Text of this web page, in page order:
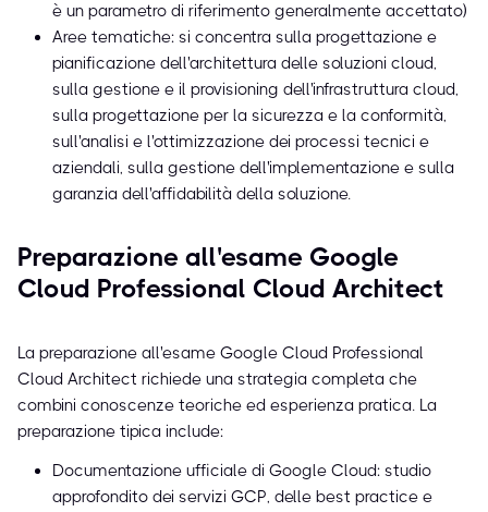
è un parametro di riferimento generalmente accettato)
Aree tematiche: si concentra sulla progettazione e
pianificazione dell'architettura delle soluzioni cloud,
sulla gestione e il provisioning dell'infrastruttura cloud,
sulla progettazione per la sicurezza e la conformità,
sull'analisi e l'ottimizzazione dei processi tecnici e
aziendali, sulla gestione dell'implementazione e sulla
garanzia dell'affidabilità della soluzione.
Preparazione all'esame Google
Cloud Professional Cloud Architect
La preparazione all'esame Google Cloud Professional
Cloud Architect richiede una strategia completa che
combini conoscenze teoriche ed esperienza pratica. La
preparazione tipica include:
Documentazione ufficiale di Google Cloud: studio
approfondito dei servizi GCP, delle best practice e